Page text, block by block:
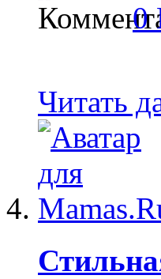
0
Читать